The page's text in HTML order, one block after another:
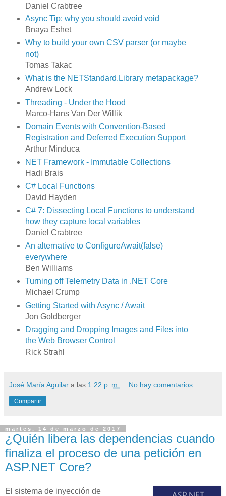
Daniel Crabtree
Async Tip: why you should avoid void
Bnaya Eshet
Why to build your own CSV parser (or maybe
not)
Tomas Takac
What is the NETStandard.Library metapackage?
Andrew Lock
Threading - Under the Hood
Marco-Hans Van Der Willik
Domain Events with Convention-Based
Registration and Deferred Execution Support
Arthur Minduca
NET Framework - Immutable Collections
Hadi Brais
C# Local Functions
David Hayden
C# 7: Dissecting Local Functions to understand
how they capture local variables
Daniel Crabtree
An alternative to ConfigureAwait(false)
everywhere
Ben Williams
Turning off Telemetry Data in .NET Core
Michael Crump
Getting Started with Async / Await
Jon Goldberger
Dragging and Dropping Images and Files into
the Web Browser Control
Rick Strahl
José María Aguilar a las 1:22 p. m. No hay comentarios:
Compartir
martes, 14 de marzo de 2017
¿Quién libera las dependencias cuando
finaliza el proceso de una petición en
ASP.NET Core?
El sistema de inyección de